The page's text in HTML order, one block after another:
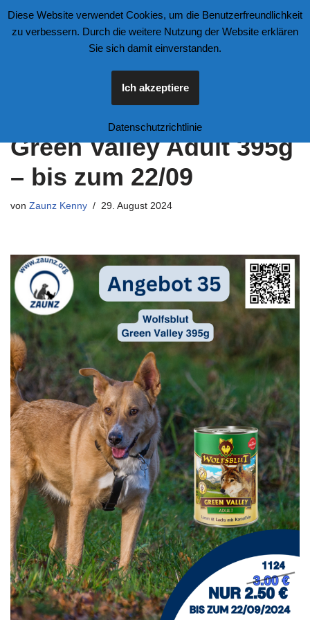
Zum
Angebot 35 – Wolfsblut
Green Valley Adult 395g
– bis zum 22/09
von Zaunz Kenny 29. August 2024
Diese Website verwendet Cookies, um die Benutzerfreundlichkeit
zu verbessern. Durch die weitere Nutzung der Website erklären
Sie sich damit einverstanden.
Ich akzeptiere
Datenschutzrichtlinie